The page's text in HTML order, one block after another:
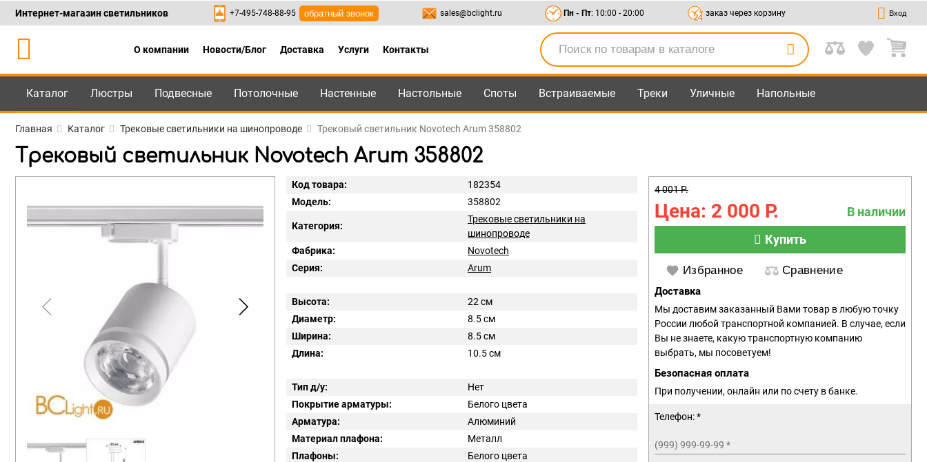
Каталог +7-495-748-88-95 ,8-800-550-95-45 sales@bclight.ru
Интернет-магазин светильников +7-495-748-88-95 обратный звонок sales@bclight.ru Пн - Пт: 10:00 - 20:00 заказ через корзину Вход
О компании Новости/Блог Доставка Услуги Контакты
Каталог Люстры Подвесные Потолочные Настенные Настольные Споты Встраиваемые Треки Уличные Напольные
Главная Каталог Трековые светильники на шинопроводе Трековый светильник Novotech Arum 358802
Трековый светильник Novotech Arum 358802
Код товара:
182354
Модель:
358802
Категория:
Трековые светильники на
шинопроводе
Фабрика:
Novotech
Серия:
Arum
Высота:
22 см
Диаметр:
8.5 см
Ширина:
8.5 см
Длина:
10.5 см
Тип д/у:
Нет
Покрытие арматуры:
Белого цвета
Арматура:
Алюминий
Материал плафона:
Металл
Плафоны:
Белого цвета
4 001 Р.
Цена: 2 000 Р.
В наличии
Купить
Избранное Сравнение
Доставка
Мы доставим заказанный Вами товар в любую точку
России любой транспортной компанией. В случае, если
Вы не знаете, какую транспортную компанию
выбрать, мы посоветуем!
Безопасная оплата
При получении, онлайн или по счету в банке.
Телефон: *
(999) 999-99-99 *